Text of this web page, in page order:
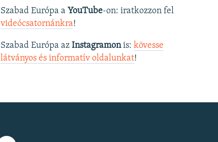
Szabad Európa a YouTube-on: iratkozzon fel
videócsatornánkra!
Szabad Európa az Instagramonis: kövesse
látványos és informatív oldalunkat! ​